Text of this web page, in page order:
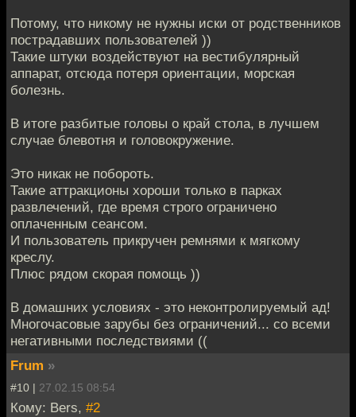
Потому, что никому не нужны иски от родственников
пострадавших пользователей ))
Такие штуки воздействуют на вестибулярный
аппарат, отсюда потеря ориентации, морская
болезнь.
В итоге разбитые головы о край стола, в лучшем
случае блевотня и головокружение.
Это никак не побороть.
Такие аттракционы хороши только в парках
развлечений, где время строго ограничено
оплаченным сеансом.
И пользователь прикручен ремнями к мягкому
креслу.
Плюс рядом скорая помощь ))
В домашних условиях - это неконтролируемый ад!
Многочасовые зарубы без ограничений... со всеми
негативными последствиями ((
Frum »
#10 | 27.02.15 08:54
Кому: Bers, #2